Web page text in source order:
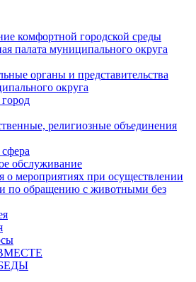
комфортной городской среды
палата муниципального округа
органы и представительства
округа
религиозные объединения
обслуживание
мероприятиях при осуществлении
по обращению с животными без